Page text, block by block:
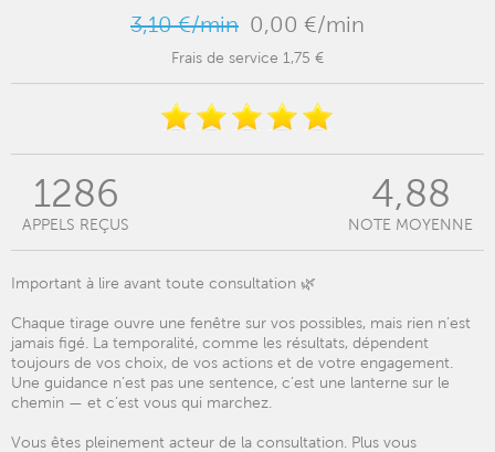
3,10 €/min 0,00 €/min
Frais de service 1,75 €
1286
APPELS REÇUS
4,88
NOTE MOYENNE
Important à lire avant toute consultation 🌿
Chaque tirage ouvre une fenêtre sur vos possibles, mais rien n’est
jamais figé. La temporalité, comme les résultats, dépendent
toujours de vos choix, de vos actions et de votre engagement.
Une guidance n’est pas une sentence, c’est une lanterne sur le
chemin — et c’est vous qui marchez.
Vous êtes pleinement acteur de la consultation. Plus vous